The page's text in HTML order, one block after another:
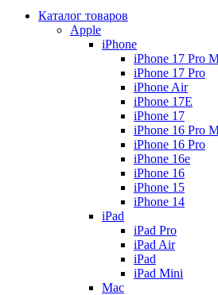
Каталог товаров
Apple
iPhone
iPhone 17 Pro
iPhone 17 Pro
iPhone Air
iPhone 17E
iPhone 17
iPhone 16 Pro
iPhone 16 Pro
iPhone 16e
iPhone 16
iPhone 15
iPhone 14
iPad
iPad Pro
iPad Air
iPad
iPad Mini
Mac